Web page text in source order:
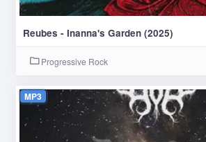
Reubes - Inanna's Garden (2025)
Progressive Rock
MP3